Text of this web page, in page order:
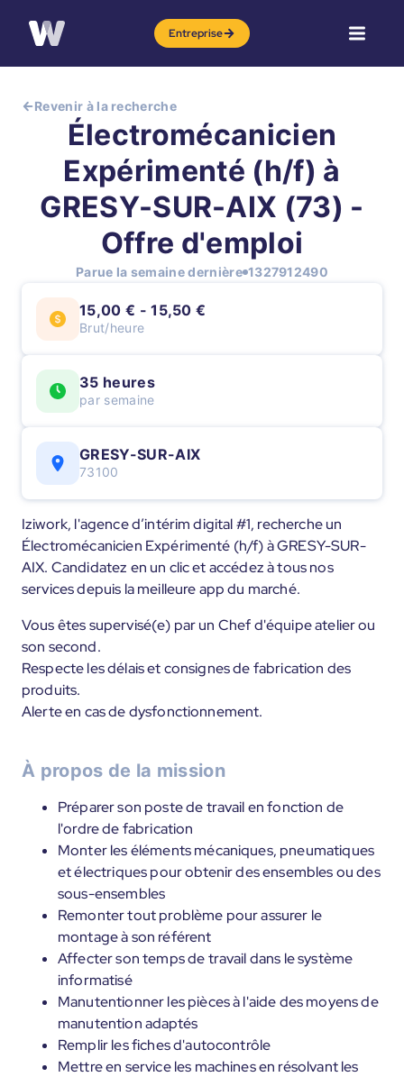
Entreprise
Revenir à la recherche
Électromécanicien
Expérimenté (h/f) à
GRESY-SUR-AIX (73) -
Offre d'emploi
Parue la semaine dernière 1327912490
15,00 € - 15,50 €
Brut/heure
35 heures
par semaine
GRESY-SUR-AIX
73100
Iziwork, l'agence d’intérim digital #1, recherche un
Électromécanicien Expérimenté (h/f) à GRESY-SUR-
AIX. Candidatez en un clic et accédez à tous nos
services depuis la meilleure app du marché.
Vous êtes supervisé(e) par un Chef d'équipe atelier ou
son second.
Respecte les délais et consignes de fabrication des
produits.
Alerte en cas de dysfonctionnement.
À propos de la mission
Préparer son poste de travail en fonction de
l'ordre de fabrication
Monter les éléments mécaniques, pneumatiques
et électriques pour obtenir des ensembles ou des
sous-ensembles
Remonter tout problème pour assurer le
montage à son référent
Affecter son temps de travail dans le système
informatisé
Manutentionner les pièces à l'aide des moyens de
manutention adaptés
Remplir les fiches d'autocontrôle
Mettre en service les machines en résolvant les